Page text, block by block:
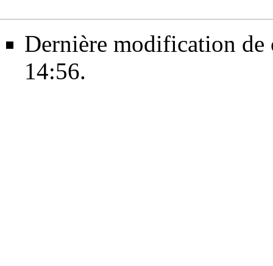
Dernière modification de
14:56.